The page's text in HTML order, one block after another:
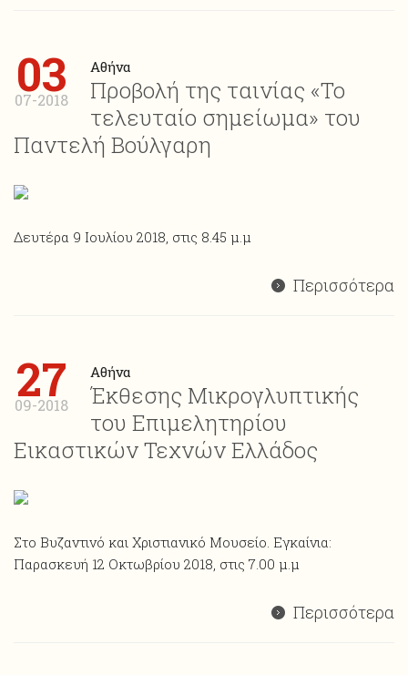
03
07-2018
Αθήνα
Προβολή της ταινίας «Το
τελευταίο σημείωμα» του
Παντελή Βούλγαρη
Δευτέρα 9 Ιουλίου 2018, στις 8.45 μ.μ
Περισσότερα
27
09-2018
Αθήνα
Έκθεσης Μικρογλυπτικής
του Επιμελητηρίου
Εικαστικών Τεχνών Ελλάδος
Στο Βυζαντινό και Χριστιανικό Μουσείο. Εγκαίνια:
Παρασκευή 12 Οκτωβρίου 2018, στις 7.00 μ.μ
Περισσότερα